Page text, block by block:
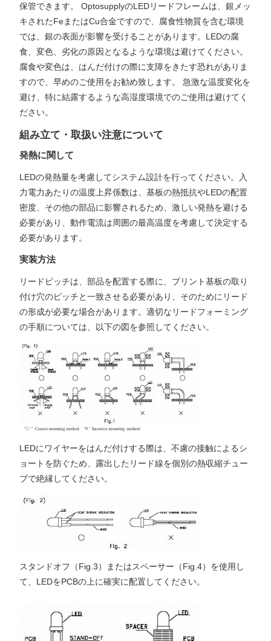
保管できます。 OptosupplyのLEDリードフレームは、銀メッ
キされたFeまたはCu合金ですので、腐食性物質を含む環境
では、銀の表面が影響を受けることがあります。LEDの腐
食、変色、劣化の原因となるような環境は避けてください。
腐食や変色は、はんだ付けの際に支障をきたす恐れがありま
すので、早めのご使用をお勧め致します。 急激な温度変化を
避け、特に結露するような高湿度環境でのご使用は避けてく
ださい。
組み立て・取扱い注意について
発熱に関して
LEDの発熱量を考慮してシステム設計を行ってください。入
力電力あたりの温度上昇係数は、基板の熱抵抗やLEDの配置
密度、その他の部品に影響されるため、激しい発熱を避ける
必要があり、動作電流は周囲の最高温度を考慮して決定する
必要があります。
実装方法
リードピッチは、部品を配置する際に、プリント基板の取り
付け穴のピッチと一致させる必要があり、そのためにリード
の形成が必要な場合があります。適切なリードフォーミング
の手順については、以下の図を参照してください。
LEDにワイヤーをはんだ付けする際は、不慮の接触によるシ
ョートを防ぐため、露出したリード線を個別の熱収縮チュー
ブで絶縁してください。
スタンドオフ（Fig.3）またはスペーサー（Fig.4）を使用し
て、LEDをPCBの上に確実に配置してください。